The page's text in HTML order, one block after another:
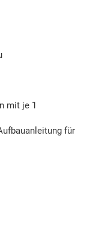
mit je 1
für